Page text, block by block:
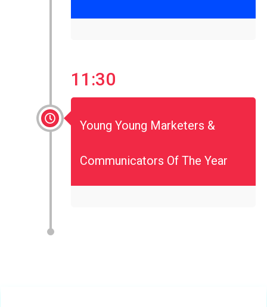
11:30
Young Young Marketers &
Communicators Of The Year